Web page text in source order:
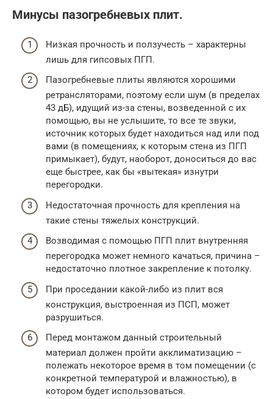
Минусы пазогребневых плит.
Низкая прочность и ползучесть – характерны
лишь для гипсовых ПГП.
Пазогребневые плиты являются хорошими
ретрансляторами, поэтому если шум (в пределах
43 дБ), идущий из-за стены, возведенной с их
помощью, вы не услышите, то все те звуки,
источник которых будет находиться над или под
вами (в помещениях, к которым стена из ПГП
примыкает), будут, наоборот, доноситься до вас
еще быстрее, как бы «вытекая» изнутри
перегородки.
Недостаточная прочность для крепления на
такие стены тяжелых конструкций.
Возводимая с помощью ПГП плит внутренняя
перегородка может немного качаться, причина –
недостаточно плотное закрепление к потолку.
При проседании какой-либо из плит вся
конструкция, выстроенная из ПСП, может
разрушиться.
Перед монтажом данный строительный
материал должен пройти акклиматизацию –
полежать некоторое время в том помещении (с
конкретной температурой и влажностью), в
котором будет использоваться.